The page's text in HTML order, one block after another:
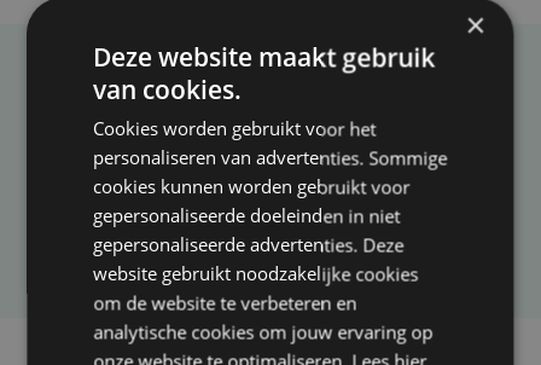
Taalfout opgemerkt?
Heb je een taal- of schrijffout opgemerkt in dit
artikel?
Laat het ons weten
×
Deze website maakt gebruik
van cookies.
Cookies worden gebruikt voor het
personaliseren van advertenties. Sommige
cookies kunnen worden gebruikt voor
gepersonaliseerde doeleinden in niet
gepersonaliseerde advertenties. Deze
website gebruikt noodzakelijke cookies
om de website te verbeteren en
analytische cookies om jouw ervaring op
onze website te optimaliseren. Lees hier